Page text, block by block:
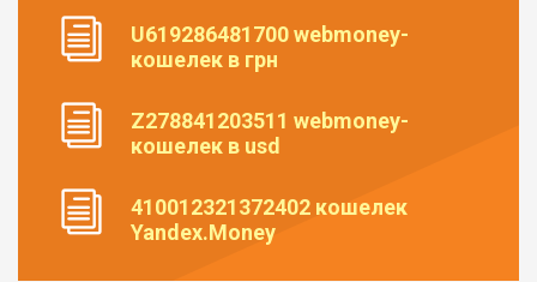
U619286481700 webmoney-
кошелек в грн
Z278841203511 webmoney-
кошелек в usd
410012321372402 кошелек
Yandex.Money